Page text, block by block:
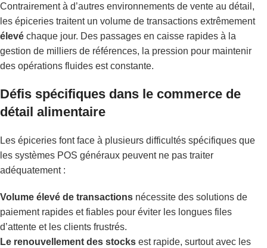
Contrairement à d’autres environnements de vente au détail,
les épiceries traitent un volume de transactions extrêmement
élevé chaque jour. Des passages en caisse rapides à la
gestion de milliers de références, la pression pour maintenir
des opérations fluides est constante.
Défis spécifiques dans le commerce de
détail alimentaire
Les épiceries font face à plusieurs difficultés spécifiques que
les systèmes POS généraux peuvent ne pas traiter
adéquatement :
Volume élevé de transactions nécessite des solutions de
paiement rapides et fiables pour éviter les longues files
d’attente et les clients frustrés.
Le renouvellement des stocks est rapide, surtout avec les